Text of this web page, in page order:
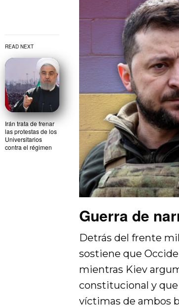
READ NEXT
Irán trata de frenar
las protestas de los
Universitarios
contra el régimen
Guerra de
Detrás del frente
sostiene que
mientras Kiev
constitucional y que
víctimas de ambos